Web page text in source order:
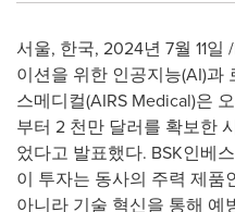
서울, 한국, 2024년 7월 11일
이션을 위한 인공지능(AI)과
스메디컬(AIRS Medical)은
부터 2 천만 달러를 확보한
었다고 발표했다. BSK인베
이 투자는 동사의 주력 제품
아니라 기술 혁신을 통해 예